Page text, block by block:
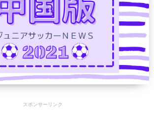
スポンサーリンク